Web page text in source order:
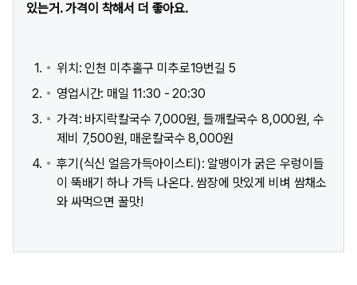
있는거. 가격이 착해서 더 좋아요.
위치: 인천 미추홀구 미추로19번길 5
영업시간: 매일 11:30 - 20:30
가격: 바지락칼국수 7,000원, 들깨칼국수 8,000원, 수
제비 7,500원, 매운칼국수 8,000원
후기(식신 얼음가득아이스티): 알맹이가 굵은 우렁이들
이 뚝배기 하나 가득 나온다. 쌈장에 맛있게 비벼 쌈채소
와 싸먹으면 꿀맛!